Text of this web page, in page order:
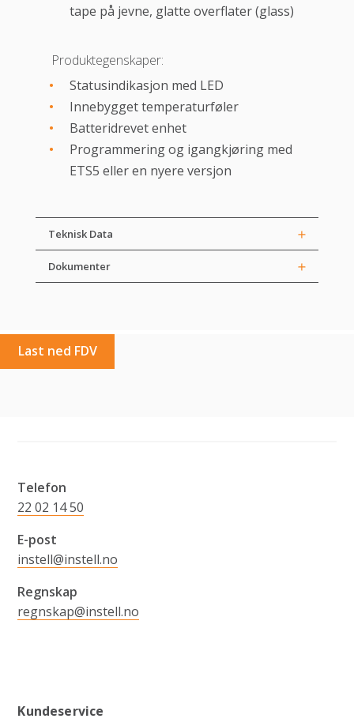
tape på jevne, glatte overflater (glass)
Produktegenskaper:
Statusindikasjon med LED
Innebygget temperaturføler
Batteridrevet enhet
Programmering og igangkjøring med
ETS5 eller en nyere versjon
Teknisk Data
Dokumenter
Last ned FDV
Telefon
22 02 14 50
E-post
instell@instell.no
Regnskap
regnskap@instell.no
Kundeservice